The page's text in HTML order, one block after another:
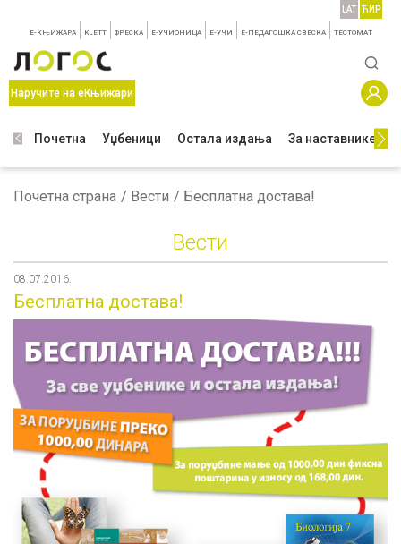
E-КЊИЖАРА KLETT ФРЕСКА E-УЧИОНИЦА E-УЧИ Е-ПЕДАГОШКА СВЕСКА TЕСТОМАТ
LAT ЋИР
Наручите на еКњижари
Почетна Уџбеници Остала издања За наставнике
Почетна страна Вести Бесплатна достава!
Вести
08.07.2016.
Бесплатна достава!